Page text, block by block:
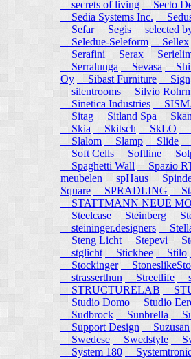
secrets of living
Secto
Sedia Systems Inc.
Sefar
Segis
selected
Seledue-Seleform
Sellex
Serafini
Serax
Serralunga
Sevasa
Oy
Sibast Furniture Sign
silentrooms
Silvio
Sinetica Industries
Sitag
Sitland Spa
Skia
Skitsch SkLO
Slalom
Slamp Slide
Soft Cells
Softline
Spaghetti Wall
Spazio
meubelen
spHaus
Square
SPRADLING
STATTMANN NEUE
Steelcase
Steinberg
steininger.designers
Steng Licht
Stepevi
stglicht
Stickbee Stilo
Stockinger
strasserthun
Streetlife
STRUCTURELAB
Studio Domo
Studio
Sudbrock
Sunbrella
Support Design
Suzusan
Swedese
Swedstyle
System 180